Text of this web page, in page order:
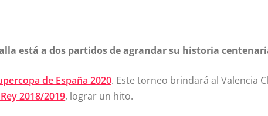
está a dos partidos de agrandar su historia
de España 2020. Este torneo brindará al Valencia
2018/2019, lograr un hito.